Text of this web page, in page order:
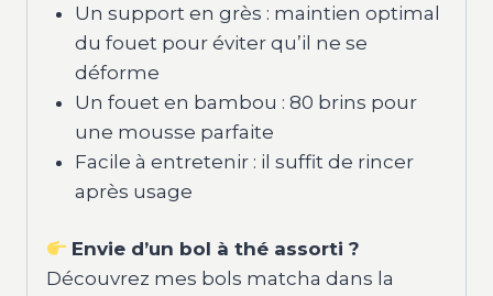
Un support en grès : maintien optimal
du fouet pour éviter qu’il ne se
déforme
Un fouet en bambou : 80 brins pour
une mousse parfaite
Facile à entretenir : il suffit de rincer
après usage
Envie d’un bol à thé assorti ?
Découvrez mes bols matcha dans la